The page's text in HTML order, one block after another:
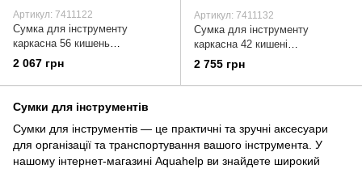
Артикул: 7411122
Сумка для інструменту
каркасна 56 кишень
470×260×300мм 37л ULTRA
(7411122)
2 067 грн
Артикул: 7411132
Сумка для інструменту
каркасна 42 кишені
370×300×360мм 40л ULTRA
(7411132)
2 755 грн
Сумки для інструментів
Сумки для інструментів — це практичні та зручні аксесуари
для організації та транспортування вашого інструмента. У
нашому інтернет-магазині Aquahelp ви знайдете широкий